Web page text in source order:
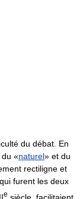
du débat. En
«naturel» et du
rectiligne et
furent les deux
e siècle, facilitaient